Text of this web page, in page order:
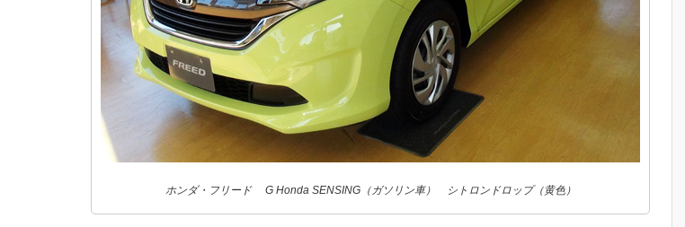
ホンダ・フリード G Honda SENSING（ガソリン車） シトロンドロップ（黄色）